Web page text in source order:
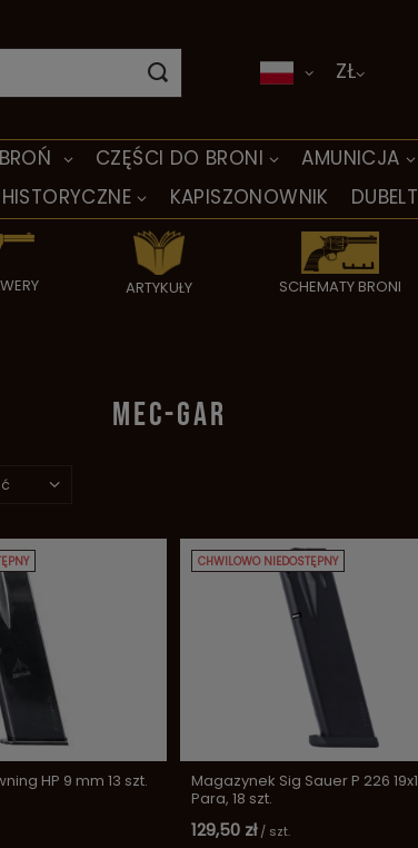
BROŃ CZĘŚCI DO BRONI AMUNICJA
KAPISZONOWNIK
ARTYKUŁY SCHEMATY BRONI
ZŁ
MEC-GAR
HP 9 mm 13 szt.
CHWILOWO NIEDOSTĘPNY
Magazynek Sig Sauer P 226
Para, 18 szt.
129,50 zł / szt.